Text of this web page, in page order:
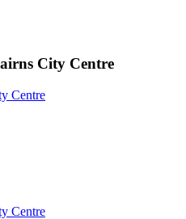
City Centre
Centre
Centre